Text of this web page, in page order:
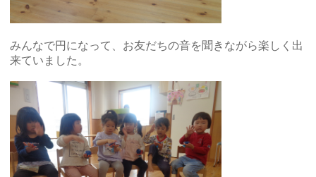
みんなで円になって、お友だちの音を聞きながら楽しく出
来ていました。